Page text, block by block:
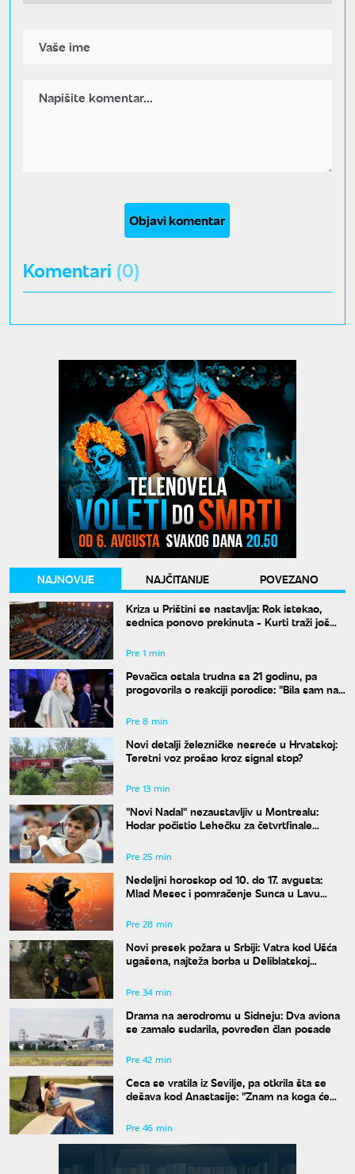
Objavi komentar
Komentari (0)
NAJNOVIJE NAJČITANIJE
POVEZANO
Kriza u Prištini se nastavlja: Rok istekao,
sednica ponovo prekinuta - Kurti traži još
Pre 1 min
Pevačica ostala trudna sa 21 godinu, pa
progovorila o reakciji porodice: "Bila sam na
Pre 8 min
Novi detalji železničke nesreće u Hrvatskoj:
Teretni voz prošao kroz signal stop?
Pre 13 min
"Novi Nadal" nezaustavljiv u Montrealu:
Hodar počistio Lehečku za četvrtfinale
Pre 25 min
Nedeljni horoskop od 10. do 17. avgusta:
Mlad Mesec i pomračenje Sunca u Lavu
Pre 28 min
Novi presek požara u Srbiji: Vatra kod Ušća
ugašena, najteža borba u Deliblatskoj
Pre 34 min
Drama na aerodromu u Sidneju: Dva aviona
se zamalo sudarila, povređen član posade
Pre 42 min
Ceca se vratila iz Sevilje, pa otkrila šta se
dešava kod Anastasije: "Znam na koga će
Pre 46 min